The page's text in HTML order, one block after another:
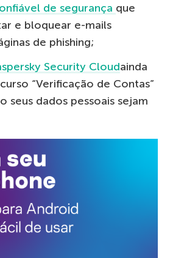
de segurança que
e bloquear e-mails
de phishing;
Security Cloudainda
“Verificação de Contas”
seus dados pessoais sejam